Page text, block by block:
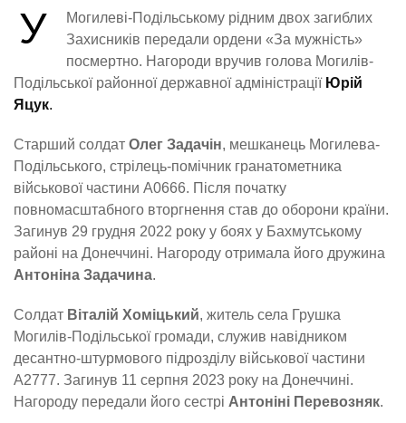
У
Могилеві-Подільському рідним двох загиблих
Захисників передали ордени «За мужність»
посмертно. Нагороди вручив голова Могилів-
Подільської районної державної адміністрації Юрій
Яцук.
Старший солдат Олег Задачін, мешканець Могилева-
Подільського, стрілець-помічник гранатометника
військової частини А0666. Після початку
повномасштабного вторгнення став до оборони країни.
Загинув 29 грудня 2022 року у боях у Бахмутському
районі на Донеччині. Нагороду отримала його дружина
Антоніна Задачина.
Солдат Віталій Хоміцький, житель села Грушка
Могилів-Подільської громади, служив навідником
десантно-штурмового підрозділу військової частини
А2777. Загинув 11 серпня 2023 року на Донеччині.
Нагороду передали його сестрі Антоніні Перевозняк.